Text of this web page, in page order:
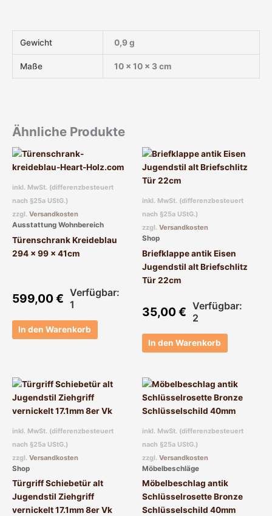
Gewicht 0,9 g
Maße 10 × 10 × 3 cm
Ähnliche Produkte
inkl. MwSt. (differenzbesteuert
nach §25a UStG.)
zzgl. Versandkosten
Ausstattung Wohnbereich
Türenschrank Kreideblau
294 x 99 x 41cm
599,00€ Verfügbar:
1
In den Warenkorb
inkl. MwSt. (differenzbesteuert
nach §25a UStG.)
zzgl. Versandkosten
Shop
Briefklappe antik Eisen
Jugendstil alt Briefschlitz
Tür 22cm
35,00€ Verfügbar:
2
In den Warenkorb
inkl. MwSt. (differenzbesteuert
nach §25a UStG.)
zzgl. Versandkosten
Shop
Türgriff Schiebetür alt
Jugendstil Ziehgriff
vernickelt 17.1mm 8er Vk
inkl. MwSt. (differenzbesteuert
nach §25a UStG.)
zzgl. Versandkosten
Möbelbeschläge
Möbelbeschlag antik
Schlüsselrosette Bronze
Schlüsselschild 40mm